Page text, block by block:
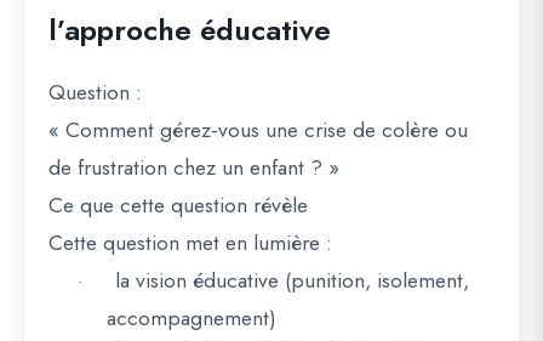
l’approche éducative
Question :
« Comment gérez-vous une crise de colère ou
de frustration chez un enfant ? »
Ce que cette question révèle
Cette question met en lumière :
· la vision éducative (punition, isolement,
accompagnement)